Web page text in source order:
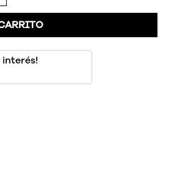
interés!